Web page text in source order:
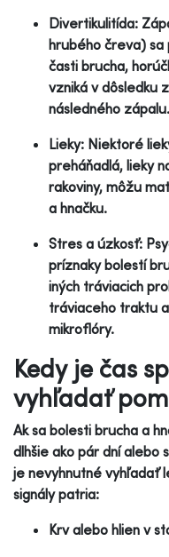
Divertikulitída:
hrubého čreva)
časti brucha,
vzniká v dôsledku
následného zápalu.
Lieky: Niektoré
preháňadlá, lieky
rakoviny, môžu
a hnačku.
Stres a úzkosť:
príznaky bolestí
iných tráviacich
tráviaceho traktu
mikroflóry.
Kedy je čas
vyhľadať
Ak sa bolesti brucha a
dlhšie ako pár dní alebo
je nevyhnutné vyhľadať
signály patria:
Krv alebo hlien v